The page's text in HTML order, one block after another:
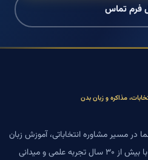
فرم تماس
مذاکره و زبان بدن
در مسیر مشاوره انتخاباتی، آموزش زبان
بدن، فنون مذاکره و برندسازی شخصی با بیش از ۳۰ سال تجربه علمی و میدانی